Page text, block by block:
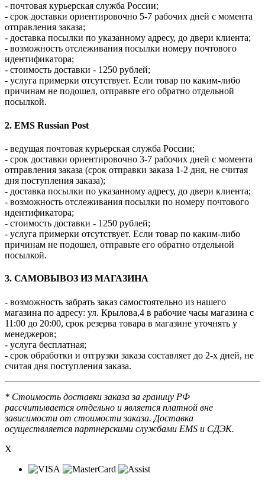
- почтовая курьерская служба России;
- срок доставки ориентировочно 5-7 рабочих дней с момента
отправления заказа;
- доставка посылки по указанному адресу, до двери клиента;
- возможность отслеживания посылки номеру почтового
идентификатора;
- стоимость доставки - 1250 рублей;
- услуга примерки отсутствует. Если товар по каким-либо
причинам не подошел, отправьте его обратно отдельной
посылкой.
2. EMS Russian Post
- ведущая почтовая курьерская служба России;
- срок доставки ориентировочно 3-7 рабочих дней с момента
отправления заказа (срок отправки заказа 1-2 дня, не считая
дня поступления заказа);
- доставка посылки по указанному адресу, до двери клиента;
- возможность отслеживания посылки по номеру почтового
идентификатора;
- стоимость доставки - 1250 рублей;
- услуга примерки отсутствует. Если товар по каким-либо
причинам не подошел, отправьте его обратно отдельной
посылкой.
3. САМОВЫВОЗ ИЗ МАГАЗИНА
- возможность забрать заказ самостоятельно из нашего
магазина по адресу: ул. Крылова,4 в рабочие часы магазина с
11:00 до 20:00, срок резерва товара в магазине уточнять у
менеджеров;
- услуга бесплатная;
- срок обработки и отгрузки заказа составляет до 2-х дней, не
считая дня поступления заказа.
* Стоимость доставки заказа за границу РФ
рассчитывается отдельно и является платной вне
зависимости от стоимости заказа. Доставка
осуществляется партнерскими службами EMS и СДЭК.
X